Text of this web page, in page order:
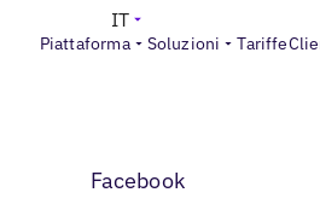
Piattaforma Soluzioni Tariffe
IT
Facebook